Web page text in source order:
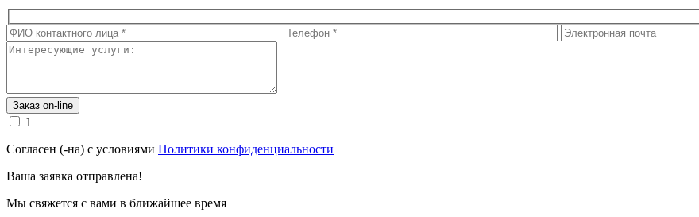
1
Согласен (-на) с условиями Политики конфиденциальности
Ваша заявка отправлена!
Мы свяжется с вами в ближайшее время